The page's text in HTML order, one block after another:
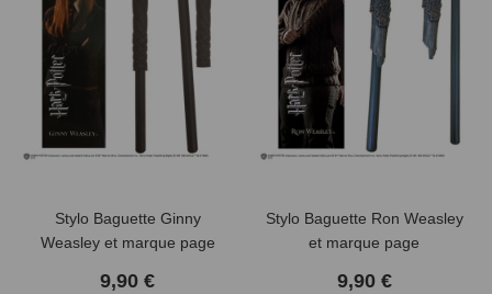
Stylo Baguette Ginny
Weasley et marque page
9,90 €
Stylo Baguette Ron Weasley
et marque page
9,90 €